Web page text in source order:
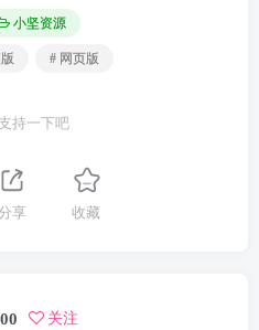
小坚资源
# 网页版
持一下吧
享 收藏
关注